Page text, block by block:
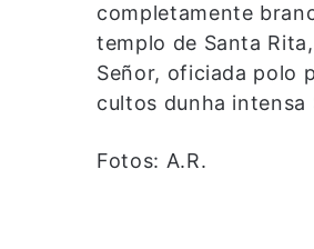
completamente
templo de Santa
Señor, oficiada polo
cultos dunha intensa
Fotos: A.R.